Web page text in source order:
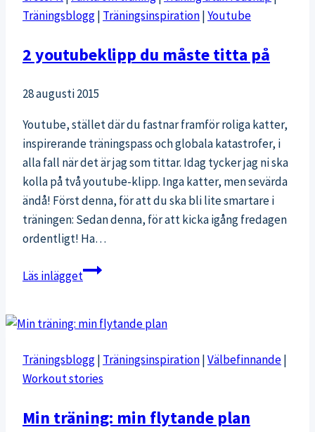
tekniktips
att
ryggont
bli
starkare
för
varje
lyft!)
Träningsblogg| Träningsinspiration|Youtube
2 youtubeklipp du måste titta på
28 augusti 2015
Youtube, stället där du fastnar framför roliga katter,
inspirerande träningspass och globala katastrofer, i
alla fall när det är jag som tittar. Idag tycker jag ni ska
kolla på två youtube-klipp. Inga katter, men sevärda
ändå! Först denna, för att du ska bli lite smartare i
träningen: Sedan denna, för att kicka igång fredagen
ordentligt! Ha…
Läs inlägget2
måste
på
Träningsblogg| Träningsinspiration|Välbefinnande|
Workout stories
Min träning: min flytande plan